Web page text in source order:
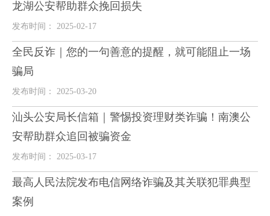
龙湖公安帮助群众挽回损失
发布时间： 2025-02-17
全民反诈｜您的一句善意的提醒，就可能阻止一场
骗局
发布时间： 2025-03-20
汕头公安局长信箱｜警惕投资理财类诈骗！南澳公
安帮助群众追回被骗资金
发布时间： 2025-03-17
最高人民法院发布电信网络诈骗及其关联犯罪典型
案例